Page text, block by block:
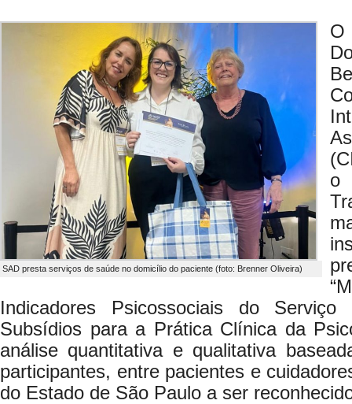
SAD presta serviços de saúde no domicílio do paciente (foto: Brenner Oliveira)
o
Indicadores Psicossociais do
Subsídios para a Prática Clínica da
análise quantitativa e qualitativa
participantes, entre pacientes e
do Estado de São Paulo a ser